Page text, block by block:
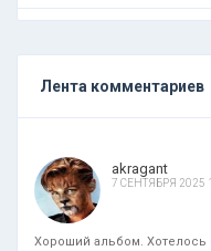
Лента комментариев
akragant
7 СЕНТЯБРЯ 2025
Хороший альбом. Хотелось